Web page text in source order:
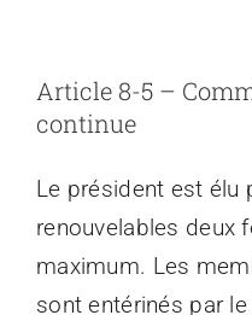
Article 8-5 –
continue
Le président est élu
renouvelables deux
maximum. Les
sont entérinés par